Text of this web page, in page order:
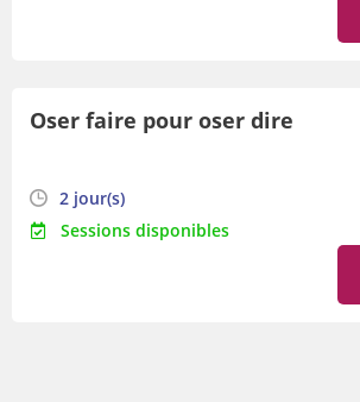
Oser faire pour oser dire
2 jour(s)
Sessions disponibles